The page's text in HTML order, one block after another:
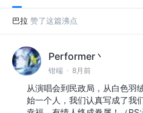
巴拉 赞了这篇沸点
Performer丶
钳端 · 8月前
从演唱会到民政局，从白色羽
始一个人，我们认真写成了我